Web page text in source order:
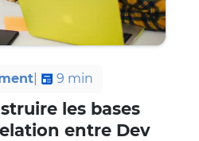
9 min
les bases
entre Dev